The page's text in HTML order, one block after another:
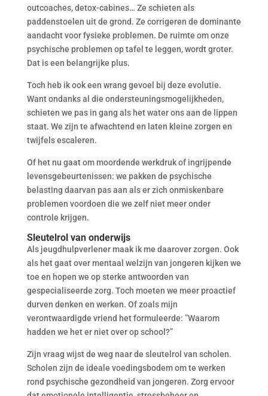
outcoaches, detox-cabines… Ze schieten als
paddenstoelen uit de grond. Ze corrigeren de dominante
aandacht voor fysieke problemen. De ruimte om onze
psychische problemen op tafel te leggen, wordt groter.
Dat is een belangrijke plus.
Toch heb ik ook een wrang gevoel bij deze evolutie.
Want ondanks al die ondersteuningsmogelijkheden,
schieten we pas in gang als het water ons aan de lippen
staat. We zijn te afwachtend en laten kleine zorgen en
twijfels escaleren.
Of het nu gaat om moordende werkdruk of ingrijpende
levensgebeurtenissen: we pakken de psychische
belasting daarvan pas aan als er zich onmiskenbare
problemen voordoen die we zelf niet meer onder
controle krijgen.
Sleutelrol van onderwijs
Als jeugdhulpverlener maak ik me daarover zorgen. Ook
als het gaat over mentaal welzijn van jongeren kijken we
toe en hopen we op sterke antwoorden van
gespecialiseerde zorg. Toch moeten we meer proactief
durven denken en werken. Of zoals mijn
verontwaardigde vriend het formuleerde: ”Waarom
hadden we het er niet over op school?”
Zijn vraag wijst de weg naar de sleutelrol van scholen.
Scholen zijn de ideale voedingsbodem om te werken
rond psychische gezondheid van jongeren. Zorg ervoor